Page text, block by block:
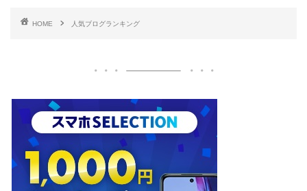
HOME 人気ブログランキング